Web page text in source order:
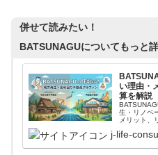
併せて読みたい！
BATSUNAGUについてもっと
い理由・
算を解説
生・リノベ
メリット、
証ではな
件実績、本
j-life-